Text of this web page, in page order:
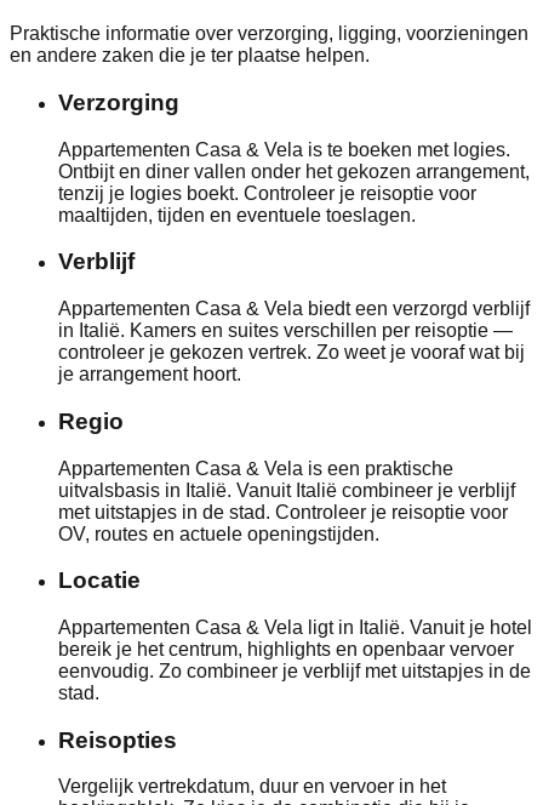
Praktische informatie over verzorging, ligging, voorzieningen
en andere zaken die je ter plaatse helpen.
Verzorging
Appartementen Casa & Vela is te boeken met logies.
Ontbijt en diner vallen onder het gekozen arrangement,
tenzij je logies boekt. Controleer je reisoptie voor
maaltijden, tijden en eventuele toeslagen.
Verblijf
Appartementen Casa & Vela biedt een verzorgd verblijf
in Italië. Kamers en suites verschillen per reisoptie —
controleer je gekozen vertrek. Zo weet je vooraf wat bij
je arrangement hoort.
Regio
Appartementen Casa & Vela is een praktische
uitvalsbasis in Italië. Vanuit Italië combineer je verblijf
met uitstapjes in de stad. Controleer je reisoptie voor
OV, routes en actuele openingstijden.
Locatie
Appartementen Casa & Vela ligt in Italië. Vanuit je hotel
bereik je het centrum, highlights en openbaar vervoer
eenvoudig. Zo combineer je verblijf met uitstapjes in de
stad.
Reisopties
Vergelijk vertrekdatum, duur en vervoer in het